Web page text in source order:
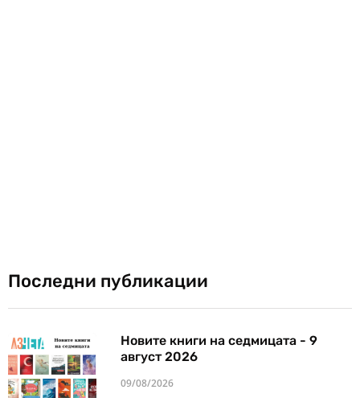
Последни публикации
Новите книги на седмицата - 9
август 2026
09/08/2026